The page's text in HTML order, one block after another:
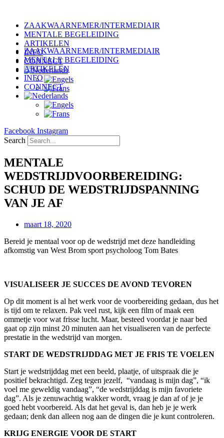
inhoud
ZAAKWAARNEMER/INTERMEDIAIR
MENTALE BEGELEIDING
ARTIKELEN
INFO
CONNECT
ZAAKWAARNEMER/INTERMEDIAIR
MENTALE BEGELEIDING
ARTIKELEN
INFO
CONNECT
Facebook Instagram
Search
MENTALE
WEDSTRIJDVOORBEREIDING:
SCHUD DE WEDSTRIJDSPANNING
VAN JE AF
maart 18, 2020
Bereid je mentaal voor op de wedstrijd met deze handleiding
afkomstig van West Brom sport psycholoog Tom Bates
VISUALISEER JE SUCCES DE AVOND TEVOREN
Op dit moment is al het werk voor de voorbereiding gedaan, dus het
is tijd om te relaxen. Pak veel rust, kijk een film of maak een
ommetje voor wat frisse lucht. Maar, besteed voordat je naar bed
gaat op zijn minst 20 minuten aan het visualiseren van de perfecte
prestatie in the wedstrijd van morgen.
START DE WEDSTRIJDDAG MET JE FRIS TE VOELEN
Start je wedstrijddag met een beeld, plaatje, of uitspraak die je
positief bekrachtigd. Zeg tegen jezelf, “vandaag is mijn dag”, “ik
voel me geweldig vandaag”, “de wedstrijddag is mijn favoriete
dag”. Als je zenuwachtig wakker wordt, vraag je dan af of je je
goed hebt voorbereid. Als dat het geval is, dan heb je je werk
gedaan; denk dan alleen nog aan de dingen die je kunt controleren.
KRIJG ENERGIE VOOR DE START